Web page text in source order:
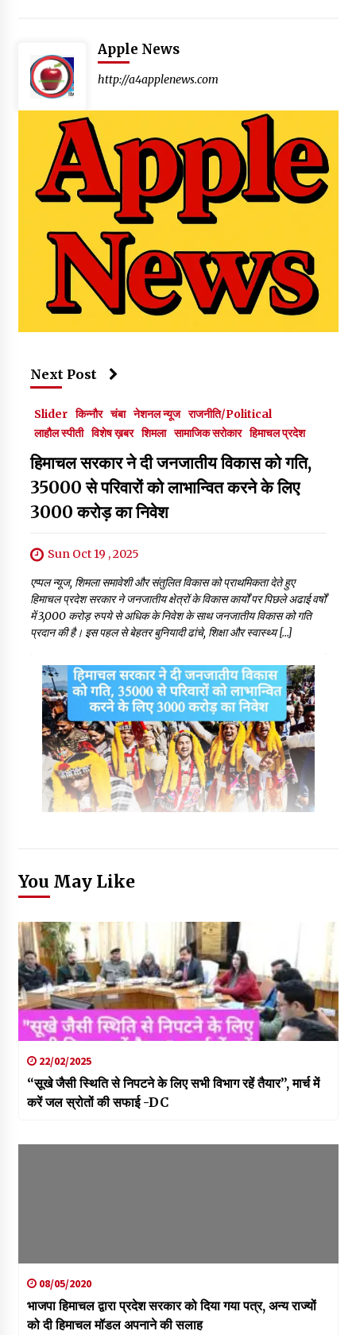
Apple News
http://a4applenews.com
Next Post
Slider किन्नौर चंबा नेशनल न्यूज राजनीति/Political
लाहौल स्पीती विशेष ख़बर शिमला सामाजिक सरोकार हिमाचल प्रदेश
हिमाचल सरकार ने दी जनजातीय विकास को गति,
35000 से परिवारों को लाभान्वित करने के लिए
3000 करोड़ का निवेश
Sun Oct 19 , 2025
एप्पल न्यूज, शिमला समावेशी और संतुलित विकास को प्राथमिकता देते हुए
हिमाचल प्रदेश सरकार ने जनजातीय क्षेत्रों के विकास कार्यों पर पिछले अढाई वर्षों
में 3,000 करोड़ रुपये से अधिक के निवेश के साथ जनजातीय विकास को गति
प्रदान की है। इस पहल से बेहतर बुनियादी ढांचे, शिक्षा और स्वास्थ्य […]
You May Like
22/02/2025
“सूखे जैसी स्थिति से निपटने के लिए सभी विभाग रहें तैयार”, मार्च में
करें जल स्रोतों की सफाई -DC
08/05/2020
भाजपा हिमाचल द्वारा प्रदेश सरकार को दिया गया पत्र, अन्य राज्यों
को दी हिमाचल मॉडल अपनाने की सलाह